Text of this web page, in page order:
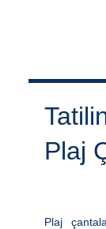
Plaj
Plaj